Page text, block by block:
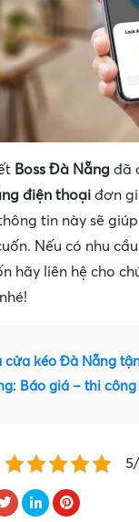
Boss Đà Nẵng đã
điện thoại đơn
tin này sẽ
Nếu có nhu
hãy liên hệ cho
cửa kéo Đà Nẵng
Báo giá – thi